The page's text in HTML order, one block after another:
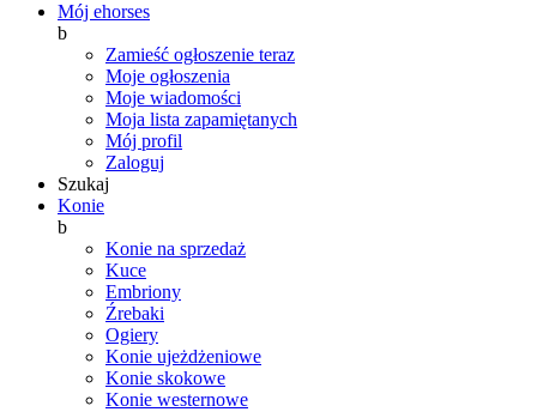
Mój ehorses
b
Zamieść ogłoszenie teraz
Moje ogłoszenia
Moje wiadomości
Moja lista zapamiętanych
Mój profil
Zaloguj
Szukaj
Konie
b
Konie na sprzedaż
Kuce
Embriony
Źrebaki
Ogiery
Konie ujeżdżeniowe
Konie skokowe
Konie westernowe